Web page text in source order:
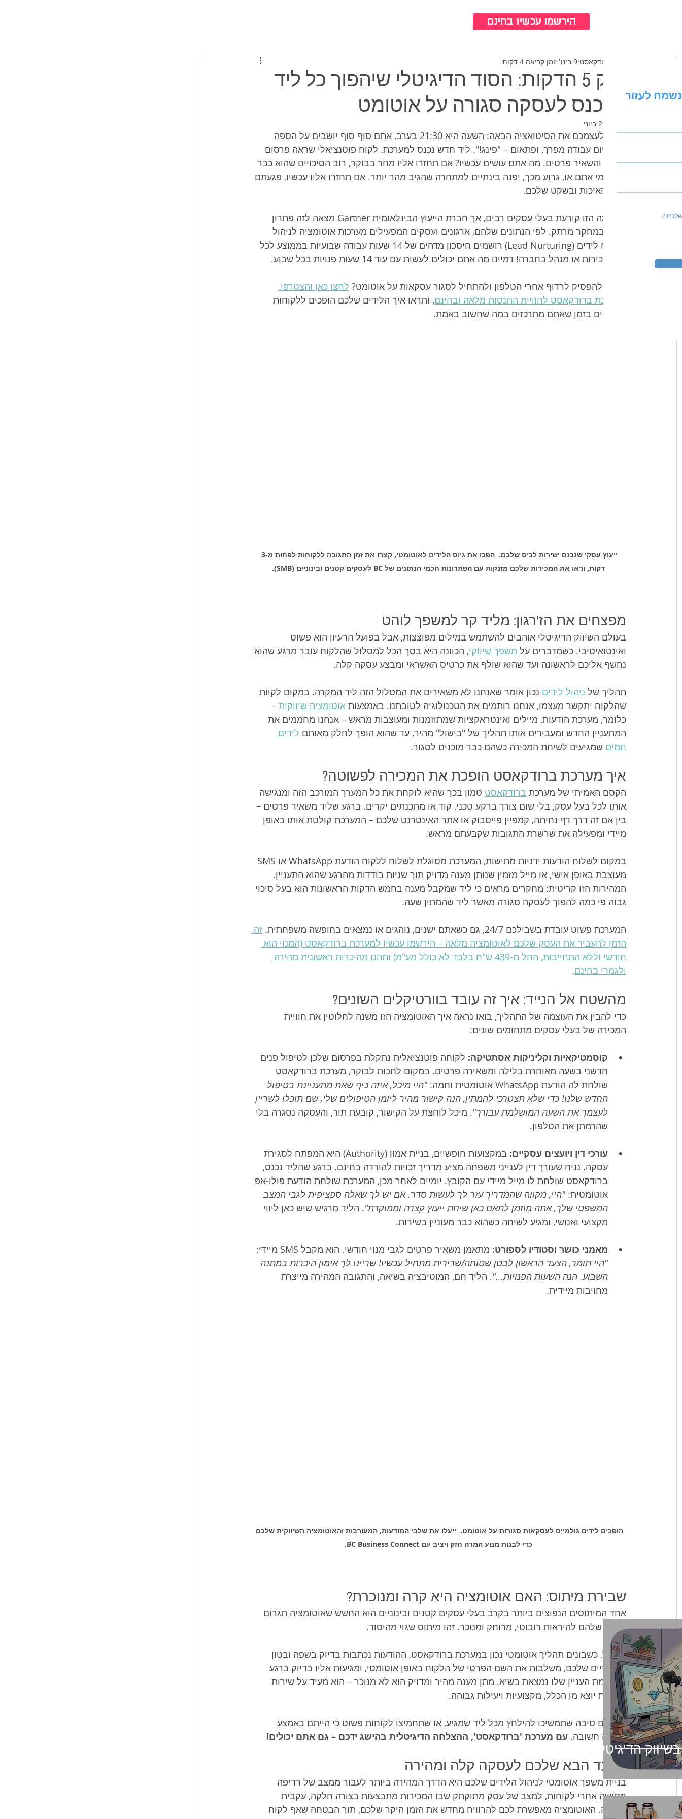
הירשמו עכשיו בחינם
חוק 5 הדקות: הסוד הדיגיטלי שיהפוך כל ליד
שנכנס לעסקה סגורה על אוטומט
צוות ברודקאסט 9 בינו׳ זמן קריאה 4 דקות
22 ביוני
תארו לעצמכם את הסיטואציה הבאה: השעה היא 21:30 בערב, אתם סוף סוף יושבים על הספה
אחרי יום עבודה מפרך, ופתאום – "פינג!". ליד חדש נכנס למערכת. לקוח פוטנציאלי שראה פרסום
שלכם והשאיר פרטים. מה אתם עושים עכשיו? אם תחזרו אליו מחר בבוקר, רוב הסיכויים שהוא כבר
ישכח מי אתם או, גרוע מכך, יפנה בינתיים למתחרה שהגיב מהר יותר. אם תחזרו אליו עכשיו, פגעתם
בזמן האיכות ובשקט שלכם.
הדילמה הזו קורעת בעלי עסקים רבים, אך חברת הייעוץ הבינלאומית Gartner מצאה לזה פתרון
מוחץ במחקר מרתק. לפי הנתונים שלהם, ארגונים ועסקים המפעילים מערכות אוטומציה לניהול
וטיפוח לידים (Lead Nurturing) רושמים חיסכון מדהים של 14 שעות עבודה שבועיות בממוצע לכל
איש מכירות או מנהל בחברה! דמיינו מה אתם יכולים לעשות עם עוד 14 שעות פנויות בכל שבוע.
רוצים להפסיק לרדוף אחרי הטלפון ולהתחיל לסגור עסקאות על אוטומט? לחצו כאן והצטרפו
למערכת ברודקאסט לחוויית התנסות מלאה ובחינם, ותראו איך הלידים שלכם הופכים ללקוחות
משלמים בזמן שאתם מתרכזים במה שחשוב באמת.
דקות, וראו את המכירות שלכם מזנקות עם הפתרונות חכמי הנתונים של BC לעסקים קטנים ובינוניים (SMB).
מפצחים את הז'רגון: מליד קר למשפך לוהט
בעולם השיווק הדיגיטלי אוהבים להשתמש במילים מפוצצות, אבל בפועל הרעיון הוא פשוט
ואינטואיטיבי. כשמדברים על משפך שיווקי, הכוונה היא בסך הכל למסלול שהלקוח עובר מרגע שהוא
נחשף אליכם לראשונה ועד שהוא שולף את כרטיס האשראי ומבצע עסקה קלה.
תהליך של ניהול לידים נכון אומר שאנחנו לא משאירים את המסלול הזה ליד המקרה. במקום לקוות
שהלקוח יתקשר מעצמו, אנחנו רותמים את הטכנולוגיה לטובתנו. באמצעות אוטומציה שיווקית –
כלומר, מערכת הודעות, מיילים ואינטראקציות שמתוזמנות ומעוצבות מראש – אנחנו מחממים את
המתעניין החדש ומעבירים אותו תהליך של "בישול" מהיר, עד שהוא הופך לחלק מאותם לידים
חמים שמגיעים לשיחת המכירה כשהם כבר מוכנים לסגור.
איך מערכת ברודקאסט הופכת את המכירה לפשוטה?
הקסם האמיתי של מערכת ברודקאסט טמון בכך שהיא לוקחת את כל המערך המורכב הזה ומנגישה
אותו לכל בעל עסק, בלי שום צורך ברקע טכני, קוד או מתכנתים יקרים. ברגע שליד משאיר פרטים –
בין אם זה דרך דף נחיתה, קמפיין פייסבוק או אתר האינטרנט שלכם – המערכת קולטת אותו באופן
מיידי ומפעילה את שרשרת התגובות שקבעתם מראש.
מעוצבת באופן אישי, או מייל מזמין שנותן מענה מדויק תוך שניות בודדות מהרגע שהוא התעניין.
המהירות הזו קריטית: מחקרים מראים כי ליד שמקבל מענה בחמש הדקות הראשונות הוא בעל סיכוי
גבוה פי כמה להפוך לעסקה סגורה מאשר ליד שהמתין שעה.
המערכת פשוט עובדת בשבילכם 24/7, גם כשאתם ישנים, נוהגים או נמצאים בחופשה משפחתית.
זה
הזמן להעביר את העסק שלכם לאוטומציה מלאה – הירשמו עכשיו למערכת ברודקאסט (המנוי הוא
חודשי וללא התחייבות, החל מ-439 ש"ח בלבד לא כולל מע"מ) ותהנו מהיכרות ראשונית מהירה
ולגמרי בחינם.
מהשטח אל הנייד: איך זה עובד בוורטיקלים השונים?
כדי להבין את העוצמה של התהליך, בואו נראה איך האוטומציה הזו משנה לחלוטין את חוויית
המכירה של בעלי עסקים מתחומים שונים:
קוסמטיקאיות וקליניקות אסתטיקה: לקוחה פוטנציאלית נתקלת בפרסום שלכן לטיפול פנים
חדשני בשעה מאוחרת בלילה ומשאירה פרטים. במקום לחכות לבוקר, מערכת ברודקאסט
שולחת לה הודעת WhatsApp אוטומטית וחמה:
"היי מיכל, איזה כיף שאת מתעניינת בטיפול
החדש שלנו! כדי שלא תצטרכי להמתין, הנה קישור מהיר ליומן הטיפולים שלי, שם תוכלו לשריין
לעצמך את השעה המושלמת עבורך". מיכל לוחצת על הקישור, קובעת תור, והעסקה נסגרה בלי
שהרמתן את הטלפון.
עורכי דין ויועצים עסקיים:
במקצועות חופשיים, בניית אמון (Authority) היא המפתח לסגירת
עסקה. נניח שעורך דין לענייני משפחה מציע מדריך זכויות להורדה בחינם. ברגע שהליד נכנס,
ברודקאסט שולחת לו מייל מיידי עם הקובץ. יומיים לאחר מכן, המערכת שולחת הודעת פולו-אפ
אוטומטית: "היי, מקווה שהמדריך עזר לך לעשות סדר. אם יש לך שאלה ספציפית לגבי המצב
המשפטי שלך, אתה מוזמן לתאם כאן שיחת ייעוץ קצרה וממוקדת". הליד מרגיש שיש כאן ליווי
מקצועי ואנושי, ומגיע לשיחה כשהוא כבר מעוניין בשירות.
מאמני כושר וסטודיו לספורט: מתאמן משאיר פרטים לגבי מנוי חודשי. הוא מקבל SMS מיידי:
"היי תומר, הצעד הראשון לבטן שטוחה/שרירית מתחיל עכשיו! שריינו לך אימון היכרות במתנה
השבוע. הנה השעות הפנויות...". הליד חם, המוטיבציה בשיאה, והתגובה המהירה מייצרת
מחויבות מיידית.
הופכים לידים גולמיים לעסקאות סגורות על אוטומט.  ייעלו את שלבי המודעות, המעורבות והאוטומציה השיווקית שלכם
כדי לבנות מנוע המרה חזק ויציב עם BC Business Connect.
שבירת מיתוס: האם אוטומציה היא קרה ומנוכרת?
אחד המיתוסים הנפוצים ביותר בקרב בעלי עסקים קטנים ובינוניים הוא החשש שאוטומציה תגרום
לעסק שלהם להיראות רובוטי, מרוחק ומנוכר. זהו מיתוס שגוי מהיסוד.
בפועל, כשבונים תהליך אוטומטי נכון במערכת ברודקאסט, ההודעות נכתבות בדיוק בשפה ובטון
הייחודיים שלכם, משלבות את השם הפרטי של הלקוח באופן אוטומטי, ומגיעות אליו בדיוק ברגע
שבו רמת העניין שלו נמצאת בשיא. מתן מענה מהיר ומדויק הוא לא מנוכר – הוא מעיד על שירות
לקוחות יוצא מן הכלל, מקצועיות ויעילות גבוהה.
אין שום סיבה שתמשיכו להילחץ מכל ליד שמגיע, או שתחמיצו לקוחות פשוט כי הייתם באמצע
פגישה חשובה. עם מערכת 'ברודקאסט', ההצלחה הדיגיטלית בהישג ידכם – גם אתם יכולים!
הצעד הבא שלכם לעסקה קלה ומהירה
בניית משפך אוטומטי לניהול הלידים שלכם היא הדרך המהירה ביותר לעבור ממצב של רדיפה
מתישה אחרי לקוחות, למצב של עסק מתוקתק שבו המכירות מתבצעות בצורה חלקה, עקבית
ונעימה. האוטומציה מאפשרת לכם להרוויח מחדש את הזמן היקר שלכם, תוך הבטחה שאף לקוח
לעזור
הדיגיטלי